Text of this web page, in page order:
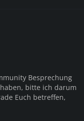
Besprechung
bitte ich darum
Euch betreffen,